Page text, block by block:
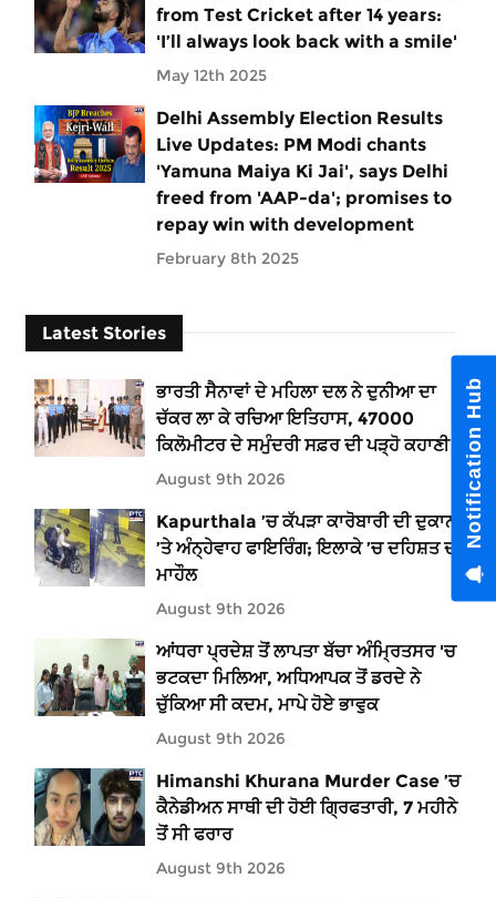
from Test Cricket after 14 years:
'I’ll always look back with a smile'
May 12th 2025
Delhi Assembly Election Results
Live Updates: PM Modi chants
'Yamuna Maiya Ki Jai', says Delhi
freed from 'AAP-da'; promises to
repay win with development
February 8th 2025
Latest Stories
ਭਾਰਤੀ ਸੈਨਾਵਾਂ ਦੇ ਮਹਿਲਾ ਦਲ ਨੇ ਦੁਨੀਆ ਦਾ
ਚੱਕਰ ਲਾ ਕੇ ਰਚਿਆ ਇਤਿਹਾਸ, 47000
ਕਿਲੋਮੀਟਰ ਦੇ ਸਮੁੰਦਰੀ ਸਫ਼ਰ ਦੀ ਪੜ੍ਹੋ ਕਹਾਣੀ
August 9th 2026
Kapurthala ’ਚ ਕੱਪੜਾ ਕਾਰੋਬਾਰੀ ਦੀ ਦੁਕਾਨ
’ਤੇ ਅੰਨ੍ਹੇਵਾਹ ਫਾਇਰਿੰਗ; ਇਲਾਕੇ ’ਚ ਦਹਿਸ਼ਤ ਦਾ
ਮਾਹੌਲ
August 9th 2026
ਆਂਧਰਾ ਪ੍ਰਦੇਸ਼ ਤੋਂ ਲਾਪਤਾ ਬੱਚਾ ਅੰਮ੍ਰਿਤਸਰ 'ਚ
ਭਟਕਦਾ ਮਿਲਿਆ, ਅਧਿਆਪਕ ਤੋਂ ਡਰਦੇ ਨੇ
ਚੁੱਕਿਆ ਸੀ ਕਦਮ, ਮਾਪੇ ਹੋਏ ਭਾਵੁਕ
August 9th 2026
Himanshi Khurana Murder Case ’ਚ
ਕੈਨੇਡੀਅਨ ਸਾਥੀ ਦੀ ਹੋਈ ਗ੍ਰਿਫਤਾਰੀ, 7 ਮਹੀਨੇ
ਤੋਂ ਸੀ ਫਰਾਰ
August 9th 2026
Notification Hub